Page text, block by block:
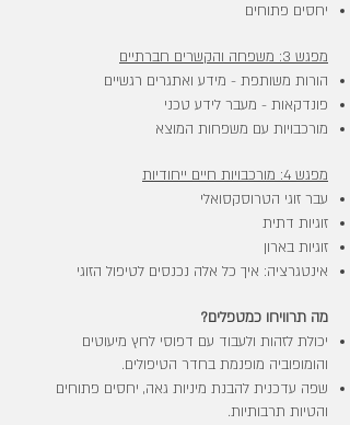
יחסים פתוחים
מפגש 3: משפחה והקשרים חברתיים
הורות משותפת - מידע ואתגרים רגשיים
פונדקאות - מעבר לידע טכני
מורכבויות עם משפחות המוצא
מפגש 4: מורכבויות חיים ייחודיות
עבר זוגי הטרוסקסואלי
זוגיות דתית
זוגיות בארון
אינטגרציה: איך כל אלה נכנסים לטיפול הזוגי
מה תרוויחו כמטפלים?
יכולת לזהות ולעבוד עם דפוסי לחץ מיעוטים
והומופוביה מופנמת בחדר הטיפולים.
שפה עדכנית להבנת מיניות גאה, יחסים פתוחים
והטיות תרבותיות.